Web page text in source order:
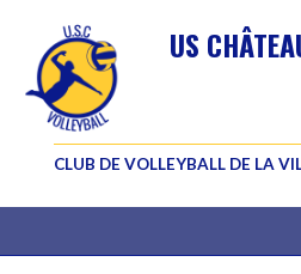
US
CLUB DE VOLLEYBALL DE LA